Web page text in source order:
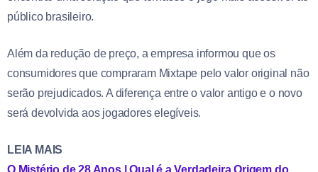
público brasileiro.
Além da redução de preço, a empresa informou que os
consumidores que compraram Mixtape pelo valor original não
serão prejudicados. A diferença entre o valor antigo e o novo
será devolvida aos jogadores elegíveis.
LEIA MAIS
O Mistério de 28 Anos | Qual é a Verdadeira Origem do